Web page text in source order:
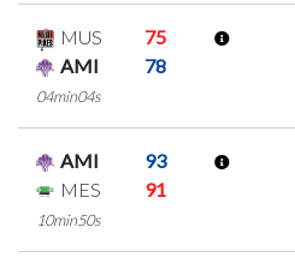
MUS
75
AMI
78
04min04s
AMI
93
MES
91
10min50s